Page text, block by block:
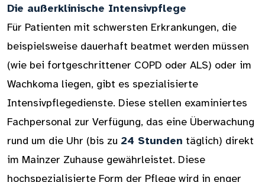
Die außerklinische Intensivpflege
Für Patienten mit schwersten Erkrankungen, die
beispielsweise dauerhaft beatmet werden müssen
(wie bei fortgeschrittener COPD oder ALS) oder im
Wachkoma liegen, gibt es spezialisierte
Intensivpflegedienste. Diese stellen examiniertes
Fachpersonal zur Verfügung, das eine Überwachung
rund um die Uhr (bis zu 24 Stunden täglich) direkt
im Mainzer Zuhause gewährleistet. Diese
hochspezialisierte Form der Pflege wird in enger